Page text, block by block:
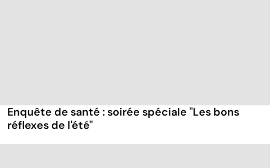
Enquête de santé : soirée spéciale "Les bons
réflexes de l'été"